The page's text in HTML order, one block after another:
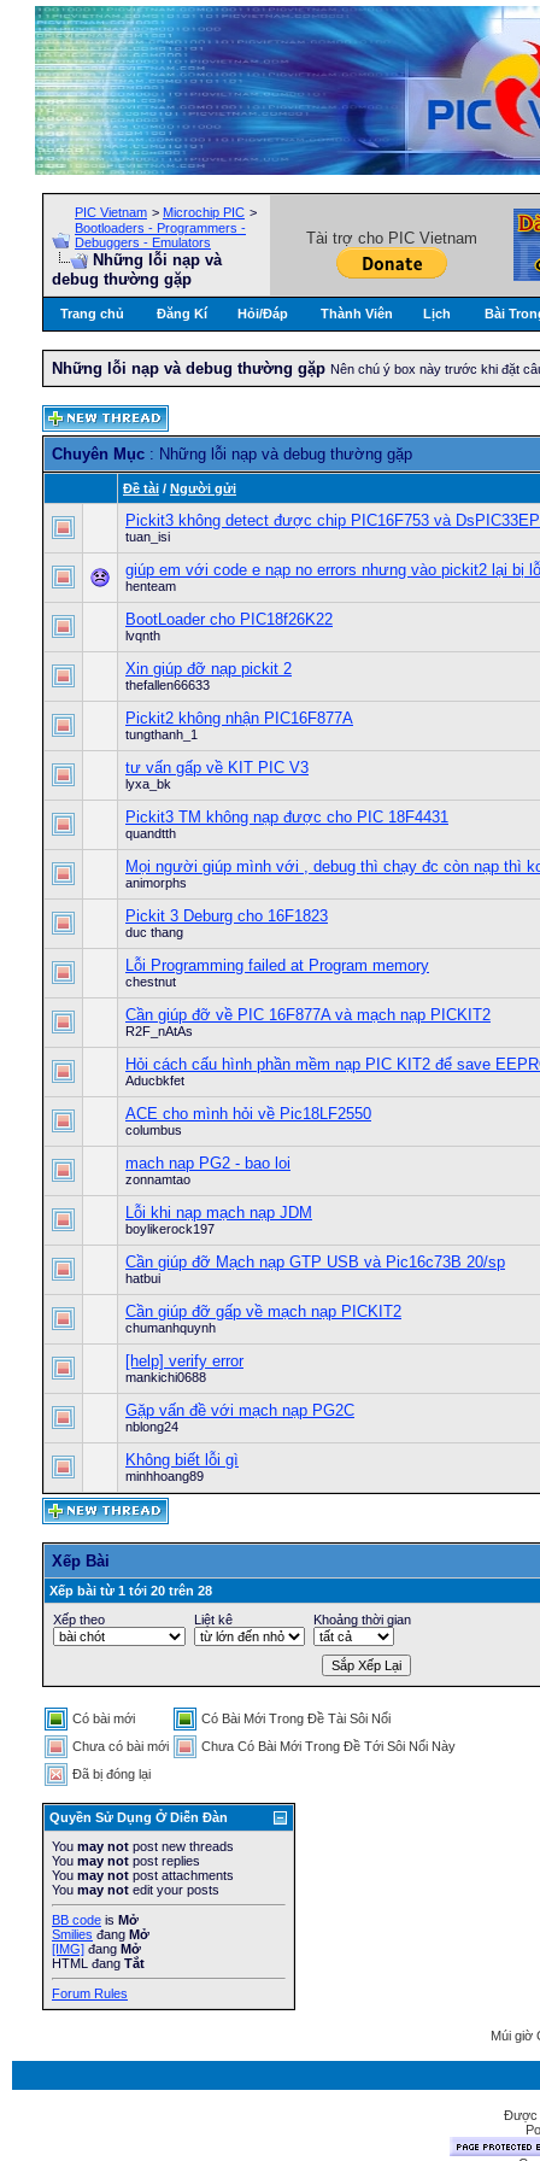
PIC Vietnam > Microchip PIC >
Bootloaders - Programmers -
Debuggers - Emulators
Những lỗi nạp và
debug thường gặp
Tài trợ cho PIC Vietnam
Trang chủ Đăng Kí Hỏi/Ðáp Thành Viên Lịch Bài
Những lỗi nạp và debug thường gặp Nên chú ý box này trước khi đặt
Chuyên Mục : Những lỗi nạp và debug thường gặp
Ðề tài / Người gửi
Pickit3 không detect được chip PIC16F753 và
tuan_isi
giúp em với code e nạp no errors nhưng vào pickit2 lại bị
henteam
BootLoader cho PIC18f26K22
lvqnth
Xin giúp đỡ nạp pickit 2
thefallen66633
Pickit2 không nhận PIC16F877A
tungthanh_1
tư vấn gấp về KIT PIC V3
lyxa_bk
Pickit3 TM không nạp được cho PIC 18F4431
quandtth
Mọi người giúp mình với , debug thì chạy đc còn nạp thì
animorphs
Pickit 3 Deburg cho 16F1823
duc thang
Lỗi Programming failed at Program memory
chestnut
Cần giúp đỡ về PIC 16F877A và mạch nạp PICKIT2
R2F_nAtAs
Hỏi cách cấu hình phần mềm nạp PIC KIT2 để save
Aducbkfet
ACE cho mình hỏi về Pic18LF2550
columbus
mach nap PG2 - bao loi
zonnamtao
Lỗi khi nạp mạch nạp JDM
boylikerock197
Cần giúp đỡ Mạch nạp GTP USB và Pic16c73B 20/sp
hatbui
Cần giúp đỡ gấp về mạch nạp PICKIT2
chumanhquynh
[help] verify error
mankichi0688
Gặp vấn đề với mạch nạp PG2C
nblong24
Không biết lỗi gì
minhhoang89
Xếp Bài
Xếp bài từ 1 tới 20 trên 28
Xếp theo
Liệt kê Khoảng thời gian
Có bài mới
Có Bài Mới Trong Ðề Tài Sôi Nổi
Chưa có bài mới
Chưa Có Bài Mới Trong Ðề Tới Sôi Nổi Này
Ðã bị đóng lại
Quyền Sử Dụng Ở Diễn Ðàn
You may not post new threads
You may not post replies
You may not post attachments
You may not edit your posts
BB code is Mở
Smilies đang Mở
[IMG] đang Mở
HTML đang Tắt
Forum Rules
Múi giờ
Được